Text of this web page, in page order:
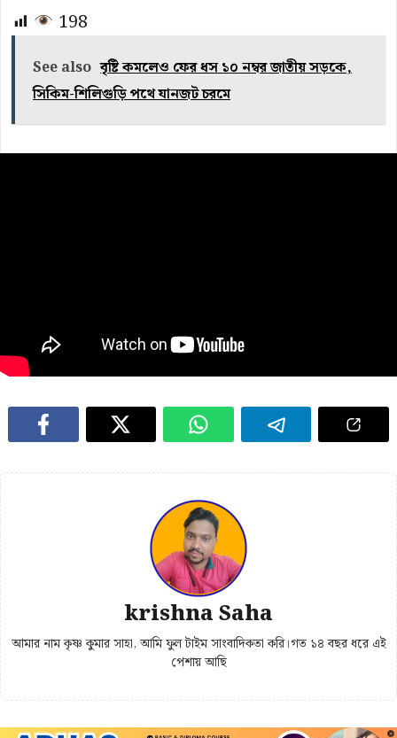
198
See also বৃষ্টি কমলেও ফের ধস ১০ নম্বর জাতীয় সড়কে,
সিকিম-শিলিগুড়ি পথে যানজট চরমে
krishna Saha
আমার নাম কৃষ্ণ কুমার সাহা, আমি ফুল টাইম সাংবাদিকতা করি।গত ১৪ বছর ধরে এই
পেশায় আছি